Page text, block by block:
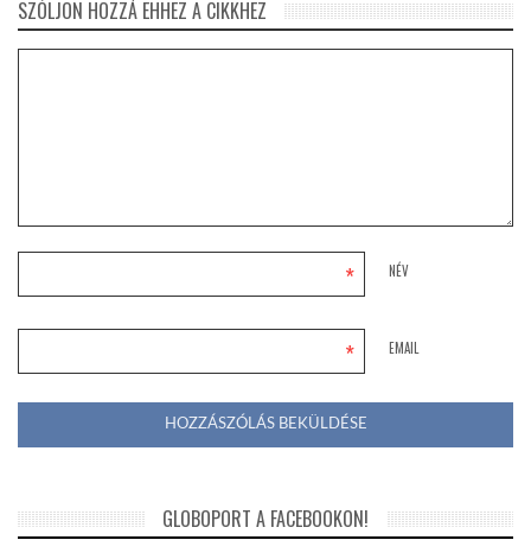
SZÓLJON HOZZÁ EHHEZ A CIKKHEZ
NÉV
*
EMAIL
*
GLOBOPORT A FACEBOOKON!